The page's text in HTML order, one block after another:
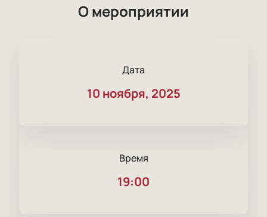
О мероприятии
Дата
10 ноября, 2025
Время
19:00